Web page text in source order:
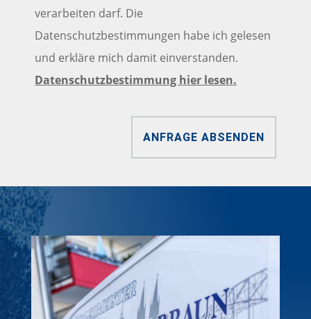
verarbeiten darf. Die
Datenschutzbestimmungen habe ich gelesen
und erkläre mich damit einverstanden.
Datenschutzbestimmung hier lesen.
ANFRAGE ABSENDEN